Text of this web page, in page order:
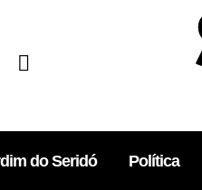
do Seridó Política